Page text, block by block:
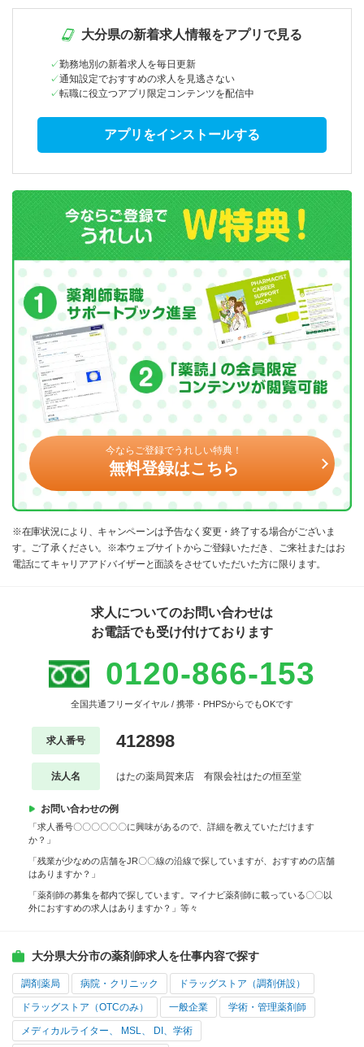
大分県の新着求人情報をアプリで見る
勤務地別の新着求人を毎日更新
通知設定でおすすめの求人を見逃さない
転職に役立つアプリ限定コンテンツを配信中
アプリをインストールする
今ならご登録でうれしい特典！
無料登録はこちら
※在庫状況により、キャンペーンは予告なく変更・終了する場合がございま
す。ご了承ください。※本ウェブサイトからご登録いただき、ご来社またはお
電話にてキャリアアドバイザーと面談をさせていただいた方に限ります。
求人についてのお問い合わせは
お電話でも受け付けております
0120-866-153
全国共通フリーダイヤル / 携帯・PHPSからでもOKです
求人番号 412898
法人名 はたの薬局賀来店 有限会社はたの恒至堂
お問い合わせの例
「求人番号〇〇〇〇〇〇に興味があるので、詳細を教えていただけます
か？」
「残業が少なめの店舗をJR〇〇線の沿線で探していますが、おすすめの店舗
はありますか？」
「薬剤師の募集を都内で探しています。マイナビ薬剤師に載っている〇〇以
外におすすめの求人はありますか？」等々
大分県大分市の薬剤師求人を仕事内容で探す
調剤薬局 病院・クリニック ドラッグストア（調剤併設）
ドラッグストア（OTCのみ） 一般企業 学術・管理薬剤師
メディカルライター、 MSL、 DI、学術